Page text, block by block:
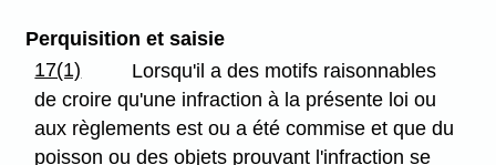
Perquisition et saisie
17(1)
Lorsqu'il a des motifs raisonnables
de croire qu'une infraction à la présente loi ou
aux règlements est ou a été commise et que du
poisson ou des objets prouvant l'infraction se